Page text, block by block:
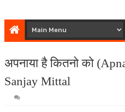
अपनाया है कितनो को
Sanjay Mittal